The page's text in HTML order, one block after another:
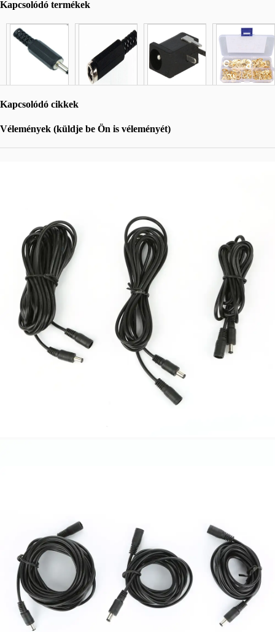
Kapcsolódó termékek
Kapcsolódó cikkek
Vélemények (küldje be Ön is véleményét)